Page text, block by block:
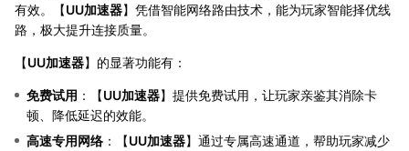
有效。【UU加速器】凭借智能网络路由技术，能为玩家智能择优线
路，极大提升连接质量。
【UU加速器】的显著功能有：
免费试用 ：【UU加速器】提供免费试用，让玩家亲鉴其消除卡
顿、降低延迟的效能。
高速专用网络 ：【UU加速器】通过专属高速通道，帮助玩家减少